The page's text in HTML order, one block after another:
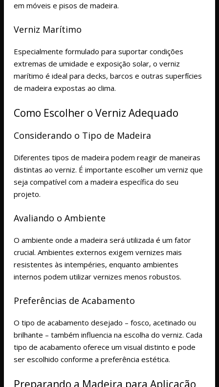
em móveis e pisos de madeira.
Verniz Marítimo
Especialmente formulado para suportar condições
extremas de umidade e exposição solar, o verniz
marítimo é ideal para decks, barcos e outras superfícies
de madeira expostas ao clima.
Como Escolher o Verniz Adequado
Considerando o Tipo de Madeira
Diferentes tipos de madeira podem reagir de maneiras
distintas ao verniz. É importante escolher um verniz que
seja compatível com a madeira específica do seu
projeto.
Avaliando o Ambiente
O ambiente onde a madeira será utilizada é um fator
crucial. Ambientes externos exigem vernizes mais
resistentes às intempéries, enquanto ambientes
internos podem utilizar vernizes menos robustos.
Preferências de Acabamento
O tipo de acabamento desejado – fosco, acetinado ou
brilhante – também influencia na escolha do verniz. Cada
tipo de acabamento oferece um visual distinto e pode
ser escolhido conforme a preferência estética.
Preparando a Madeira para Aplicação